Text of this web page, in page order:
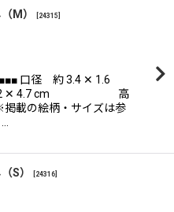
M） 24315
口径 約 3.4 ✕ 1.6
✕ 4.7 cm 高
の絵柄・サイズは参
S） 24316